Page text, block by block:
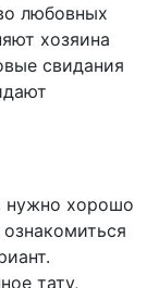
любовных
хозяина
свидания
нужно хорошо
тату,